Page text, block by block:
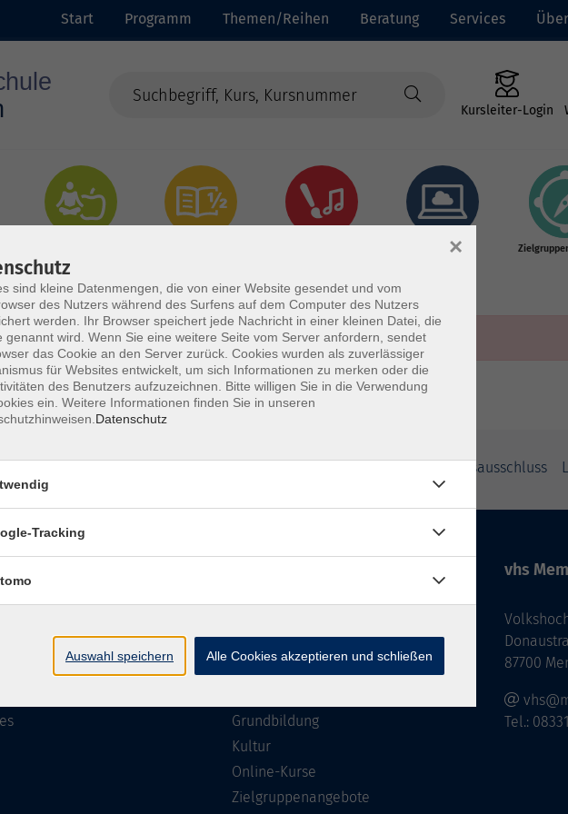
Start Programm Themen/Reihen Beratung Services
Kursleiter-Login
Online-Kurse
Haftungsausschluss
Reihen
Grundbildung
Kultur
Online-Kurse
Zielgruppenangebote
vhs
87700
Tel.:
sind kleine Datenmengen, die von einer Website gesendet und vom
des Nutzers während des Surfens auf dem Computer des Nutzers
werden. Ihr Browser speichert jede Nachricht in einer kleinen Datei, die
genannt wird. Wenn Sie eine weitere Seite vom Server anfordern, sendet
das Cookie an den Server zurück. Cookies wurden als zuverlässiger
für Websites entwickelt, um sich Informationen zu merken oder die
des Benutzers aufzuzeichnen. Bitte willigen Sie in die Verwendung
ein. Weitere Informationen finden Sie in unseren
Datenschutz
×
Tracking
Auswahl speichern Alle Cookies akzeptieren und schließen